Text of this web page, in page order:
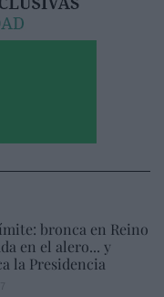
bronca en Reino
en el alero... y
la Presidencia